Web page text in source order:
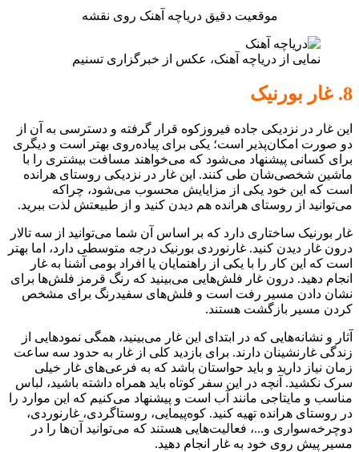
موقعیت دقیق دریاچه آهنک روی نقشه
نمایی از دریاچه آهنک، عکس از خبرگزاری تسنیم
8. غار بورنیک
این غار در نزدیکی جاده فیروزکوه قرار گرفته و دسترسی به آن از
دو صورت امکان‌پذیر است؛ یکی برای پیاده‌روی بهتر است و دیگری
برای کسانی پیشنهاد می‌شود که می‌خواهند مسافت بیشتری را با
ماشین شخصی‌شان طی کنند. این غار در نزدیکی روستای هرانده
است که این خود یکی از مزایایش محسوب می‌شود، چراکه
می‌توانید از روستای هرانده هم دیدن کنید و از طبیعتش لذت ببرید.
غار بورنیک ساختاری دارد که بر اساس آن شما می‌توانید از سه تالار
درون غار دیدن کنید. غارنوردی بورنیک درجه متوسطی دارد، اما بهتر
است که این کار را با یکی از راهنمایان یا افراد بومی آشنا به غار
انجام دهید. درون غار فلش‌هایی می‌بینید که رنگ قرمز فلش‌ها برای
نشان دادن مسیر رفت است و فلش‌های سفیدرنگ برای مشخص
کردن مسیر بازگشت هستند.
آثار و نشانه‌هایی که در ابتدای این غار می‌بینید، همگی نمودهایی از
زندگی غارنشینان دارند. برای بازدید کلی از غار به حدود سه ساعت
زمان نیاز دارید و باید حواستان باشد که به فرعی‌های غار خیلی
سرک نکشید. آنچه در این سفر کوتاه باید همراه داشته باشید، لباس
مناسب و مایتاجی مانند آب است و پیشنهاد می‌کنیم که این موارد را
در روستای هرانده تهیه کنید. کوه‌پیمایی، روستاگردی، غارنوردی،
دوچرخه‌سواری و...، فعالیت‌هایی هستند که می‌توانید آن‌ها را در
مسیر پیش روی خود به غار انجام دهید.